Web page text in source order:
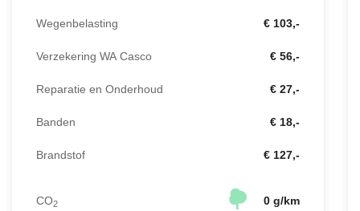
Wegenbelasting € 103,-
Verzekering WA Casco € 56,-
Reparatie en Onderhoud € 27,-
Banden € 18,-
Brandstof € 127,-
CO2 0 g/km